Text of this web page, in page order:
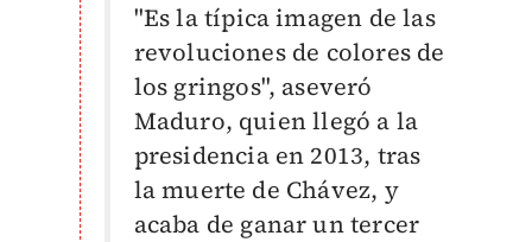
"Es la típica imagen de las
revoluciones de colores de
los gringos", aseveró
Maduro, quien llegó a la
presidencia en 2013, tras
la muerte de Chávez, y
acaba de ganar un tercer